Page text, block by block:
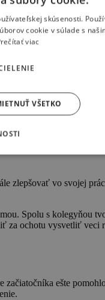
otázkami ohľadne
Vám vyhoveli.
zlepšovať vo svojej
Spolu s kolegyňou
ochotu vysvetliť veci
ešte
skúsenosti.
cookie v súlade s
viac
VŠETKO